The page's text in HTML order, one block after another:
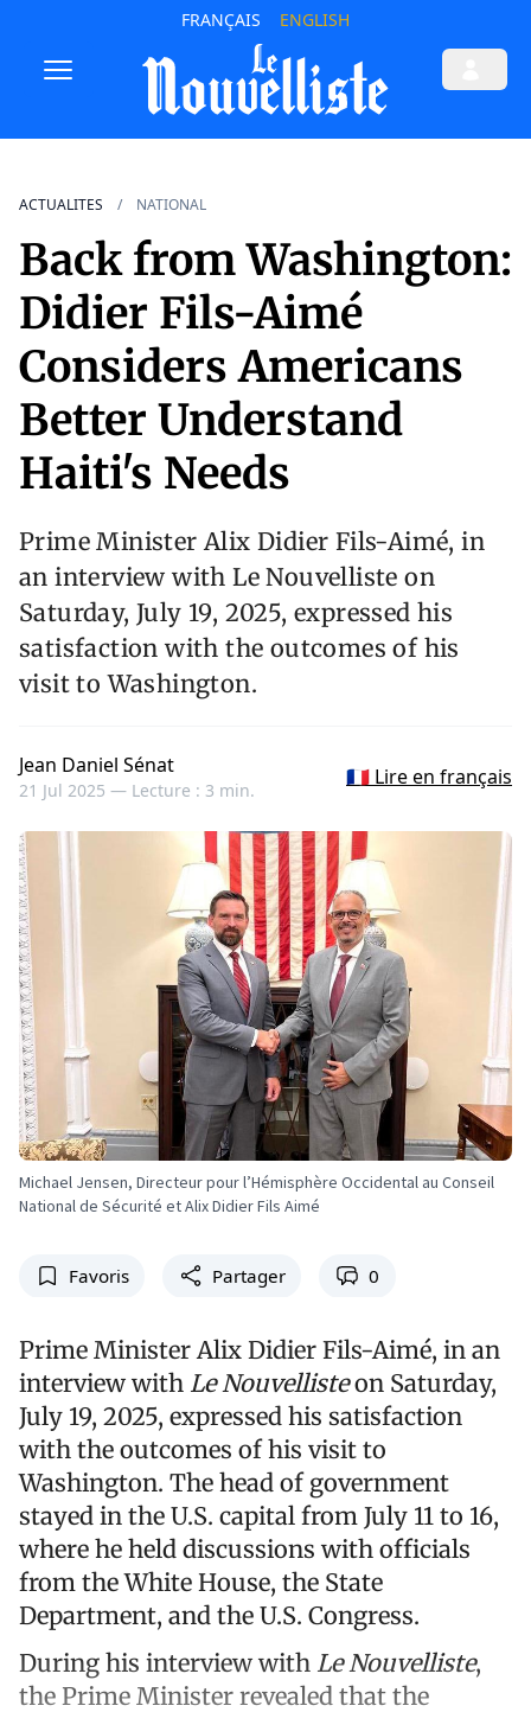
FRANÇAIS ENGLISH
ACTUALITES NATIONAL
Back from Washington:
Didier Fils-Aimé
Considers Americans
Better Understand
Haiti's Needs
Prime Minister Alix Didier Fils-Aimé, in
an interview with Le Nouvelliste on
Saturday, July 19, 2025, expressed his
satisfaction with the outcomes of his
visit to Washington.
Jean Daniel Sénat
21 Jul 2025 — Lecture : 3 min.
🇫🇷 Lire en français
Michael Jensen, Directeur pour l’Hémisphère Occidental au Conseil
National de Sécurité et Alix Didier Fils Aimé
Favoris Partager 0
Prime Minister Alix Didier Fils-Aimé, in an
interview with Le Nouvellisteon Saturday,
July 19, 2025, expressed his satisfaction
with the outcomes of his visit to
Washington. The head of government
stayed in the U.S. capital from July 11 to 16,
where he held discussions with officials
from the White House, the State
Department, and the U.S. Congress.
During his interview with Le Nouvelliste,
the Prime Minister revealed that the